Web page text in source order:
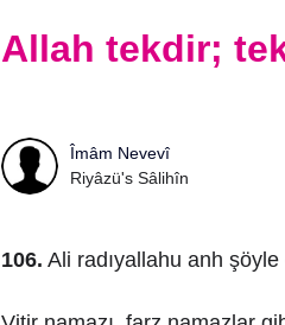
Allah tekdir;
Îmâm Nevevî
Riyâzü's Sâlihîn
106. Ali radıyallahu anh şöyle